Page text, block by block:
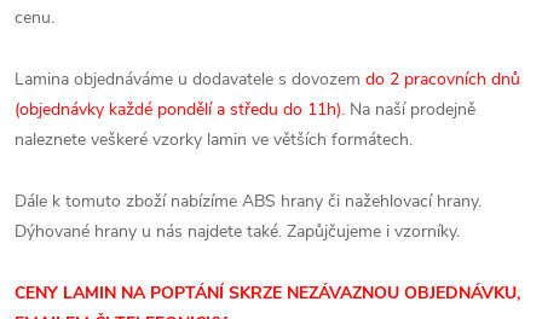
cenu.
Lamina objednáváme u dodavatele s dovozem do 2 pracovních dnů
(objednávky každé pondělí a středu do 11h). Na naší prodejně
naleznete veškeré vzorky lamin ve větších formátech.
Dále k tomuto zboží nabízíme ABS hrany či nažehlovací hrany.
Dýhované hrany u nás najdete také. Zapůjčujeme i vzorníky.
CENY LAMIN NA POPTÁNÍ SKRZE NEZÁVAZNOU OBJEDNÁVKU,